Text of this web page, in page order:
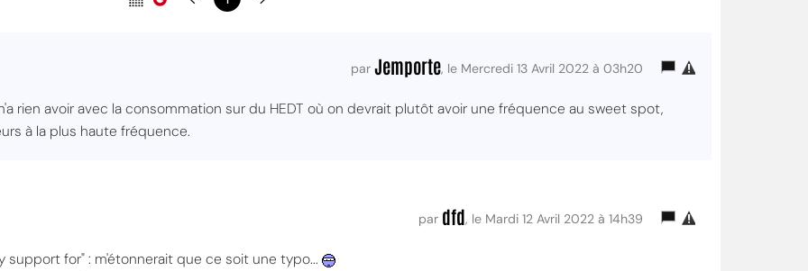
par Jemporte, le Mercredi 13 Avril 2022 à 03h20
rien avoir avec la consommation sur du HEDT où on devrait plutôt avoir une fréquence au sweet spot,
à la plus haute fréquence.
par dfd, le Mardi 12 Avril 2022 à 14h39
support for" : m'étonnerait que ce soit une typo...